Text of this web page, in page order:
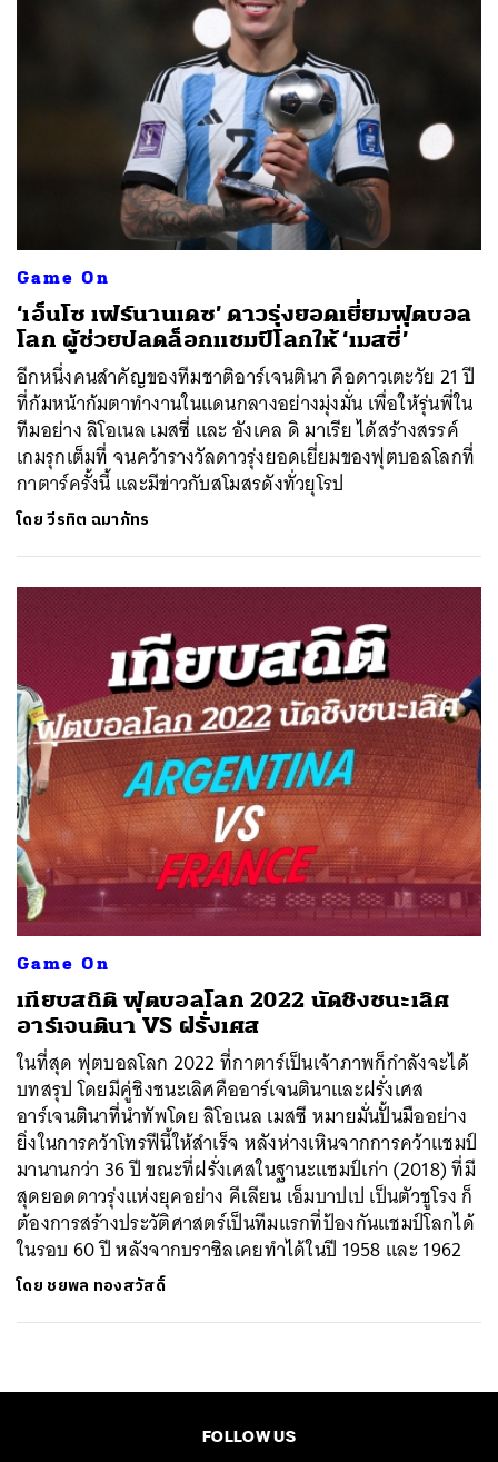
Game On
‘เอ็นโซ เฟร์นานเดซ’ ดาวรุ่งยอดเยี่ยมฟุตบอล
โลก ผู้ช่วยปลดล็อกแชมป์โลกให้ ‘เมสซี่’
อีกหนึ่งคนสำคัญของทีมชาติอาร์เจนตินา คือดาวเตะวัย 21 ปี
ที่ก้มหน้าก้มตาทำงานในแดนกลางอย่างมุ่งมั่น เพื่อให้รุ่นพี่ใน
ทีมอย่าง ลิโอเนล เมสซี่ และ อังเคล ดิ มาเรีย ได้สร้างสรรค์
เกมรุกเต็มที่ จนคว้ารางวัลดาวรุ่งยอดเยี่ยมของฟุตบอลโลกที่
กาตาร์ครั้งนี้ และมีข่าวกับสโมสรดังทั่วยุโรป
โดยวีรทิต ฉมาภัทร
Game On
เทียบสถิติ ฟุตบอลโลก 2022 นัดชิงชนะเลิศ
อาร์เจนตินา VS ฝรั่งเศส
ในที่สุด ฟุตบอลโลก 2022 ที่กาตาร์เป็นเจ้าภาพก็กำลังจะได้
บทสรุป โดยมีคู่ชิงชนะเลิศคืออาร์เจนตินาและฝรั่งเศส
อาร์เจนตินาที่นำทัพโดย ลิโอเนล เมสซี หมายมั่นปั้นมืออย่าง
ยิ่งในการคว้าโทรฟีนี้ให้สำเร็จ หลังห่างเหินจากการคว้าแชมป์
มานานกว่า 36 ปี ขณะที่ฝรั่งเศสในฐานะแชมป์เก่า (2018) ที่มี
สุดยอดดาวรุ่งแห่งยุคอย่าง คีเลียน เอ็มบาปเป เป็นตัวชูโรง ก็
ต้องการสร้างประวัติศาสตร์เป็นทีมแรกที่ป้องกันแชมป์โลกได้
ในรอบ 60 ปี หลังจากบราซิลเคยทำได้ในปี 1958 และ 1962
โดย ชยพล ทองสวัสดิ์
FOLLOW US
EMAIL